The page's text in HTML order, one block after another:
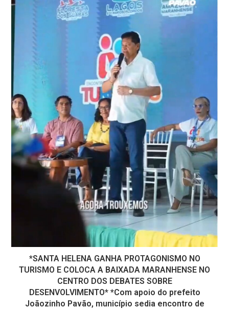
*SANTA HELENA GANHA PROTAGONISMO NO
TURISMO E COLOCA A BAIXADA MARANHENSE NO
CENTRO DOS DEBATES SOBRE
DESENVOLVIMENTO* *Com apoio do prefeito
Joãozinho Pavão, município sedia encontro de